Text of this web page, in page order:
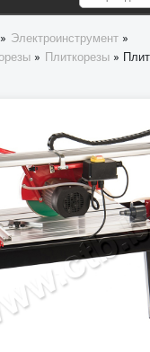
» Электроинструмент »
» Плиткорезы »